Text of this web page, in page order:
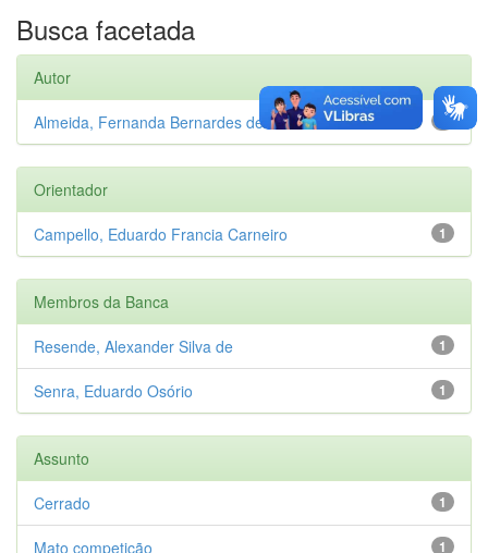
Busca facetada
Autor
1
Almeida, Fernanda Bernardes de
Orientador
1
Campello, Eduardo Francia Carneiro
Membros da Banca
1
Resende, Alexander Silva de
1
Senra, Eduardo Osório
Assunto
1
Cerrado
1
Mato competição